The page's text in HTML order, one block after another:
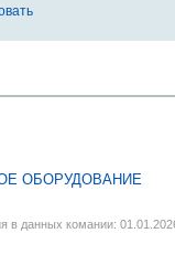
ОБОРУДОВАНИЕ
в данных комании: